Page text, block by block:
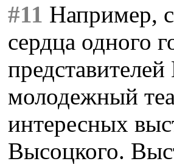
#11 Например,
сердца одного
молодежный
интересных
Высоцкого.